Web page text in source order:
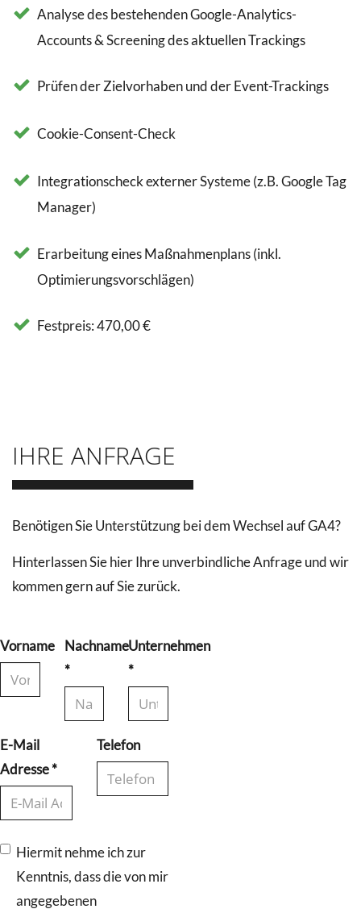
Analyse des bestehenden Google-Analytics-
Accounts & Screening des aktuellen Trackings
Prüfen der Zielvorhaben und der Event-Trackings
Cookie-Consent-Check
Integrationscheck externer Systeme (z.B. Google Tag
Manager)
Erarbeitung eines Maßnahmenplans (inkl.
Optimierungsvorschlägen)
Festpreis: 470,00 €
IHRE ANFRAGE
Benötigen Sie Unterstützung bei dem Wechsel auf GA4?
Hinterlassen Sie hier Ihre unverbindliche Anfrage und wir
kommen gern auf Sie zurück.
Vorname
Nachname
*
Unternehmen
*
E-Mail
Adresse*
Telefon
Hiermit nehme ich zur
Kenntnis, dass die von mir
angegebenen